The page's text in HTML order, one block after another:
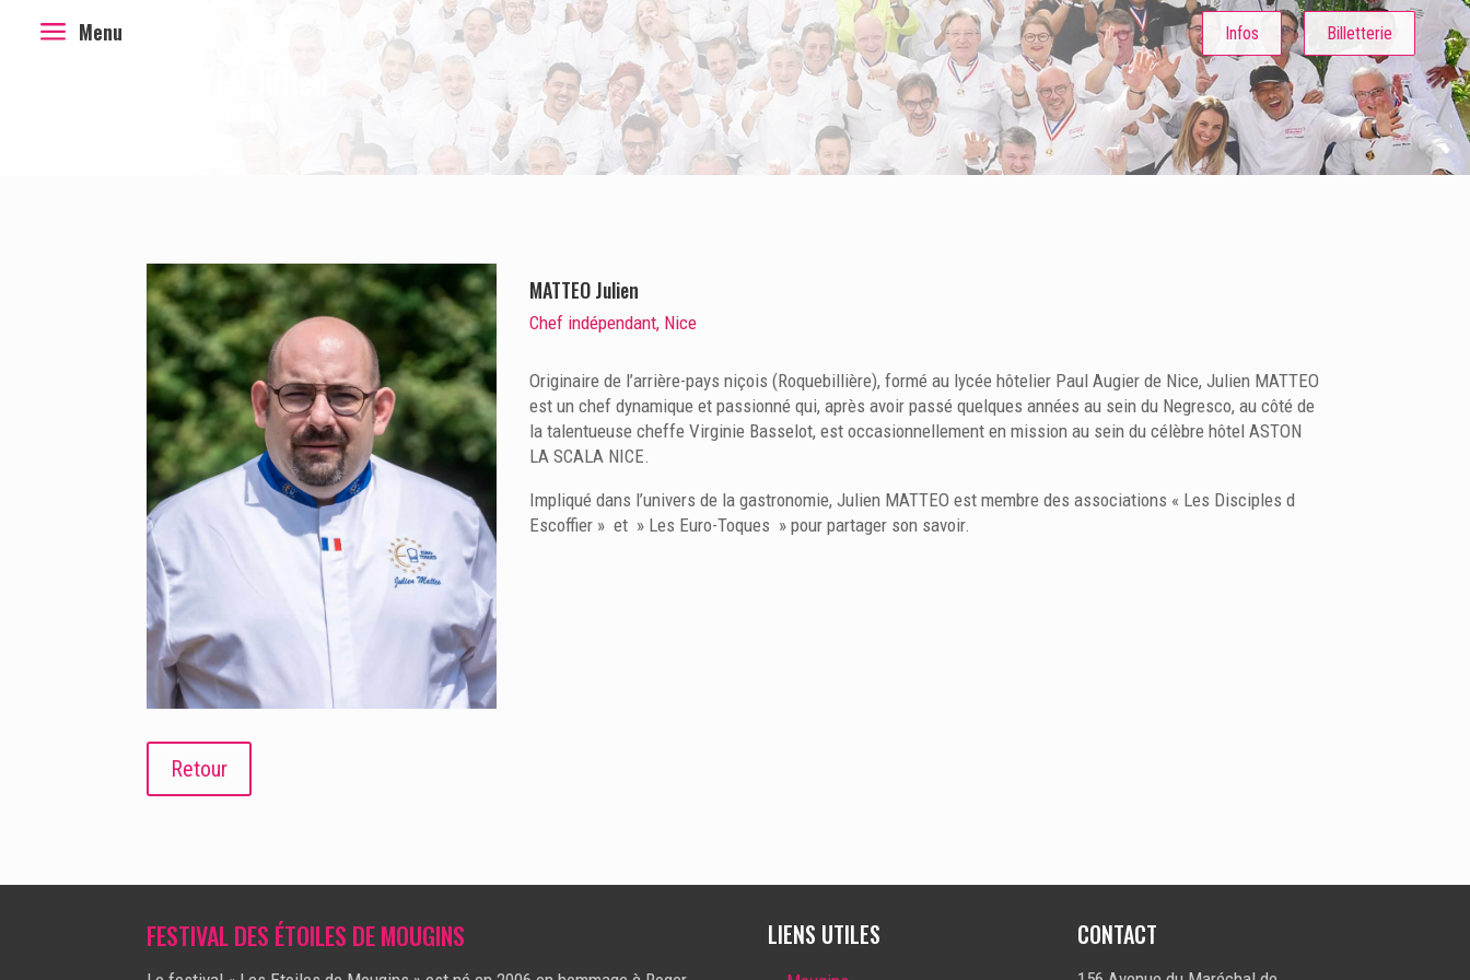
a Menu Infos Billetterie
MATTEO Julien
Chef indépendant, Nice
Originaire de l’arrière-pays niçois (Roquebillière), formé au lycée hôtelier Paul Augier de Nice, Julien MATTEO
est un chef dynamique et passionné qui, après avoir passé quelques années au sein du Negresco, au côté de
la talentueuse cheffe Virginie Basselot, est occasionnellement en mission au sein du célèbre hôtel ASTON
LA SCALA NICE.
Impliqué dans l’univers de la gastronomie, Julien MATTEO est membre des associations « Les Disciples d
Escoffier » et » Les Euro-Toques » pour partager son savoir.
Retour
FESTIVAL DES ÉTOILES DE MOUGINS LIENS UTILES CONTACT